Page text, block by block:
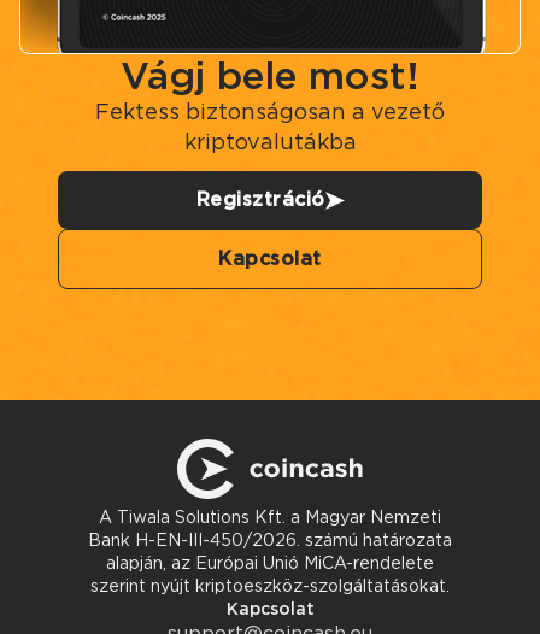
Vágj bele most!
Fektess biztonságosan a vezető
kriptovalutákba
Regisztráció
Kapcsolat
A Tiwala Solutions Kft. a Magyar Nemzeti
Bank H-EN-III-450/2026. számú határozata
alapján, az Európai Unió MiCA-rendelete
szerint nyújt kriptoeszköz-szolgáltatásokat.
Kapcsolat